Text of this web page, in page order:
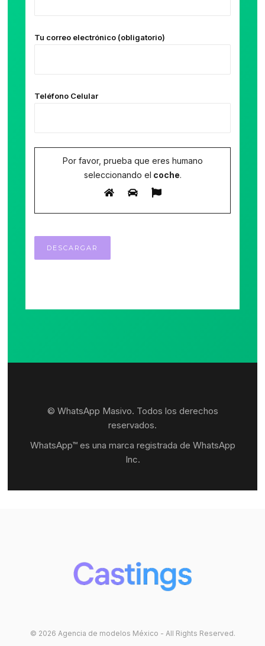
Tu correo electrónico (obligatorio)
Teléfono Celular
Por favor, prueba que eres humano
seleccionando el coche.
© WhatsApp Masivo. Todos los derechos
reservados.
WhatsApp™ es una marca registrada de WhatsApp
Inc.
© 2026 Agencia de modelos México - All Rights Reserved.